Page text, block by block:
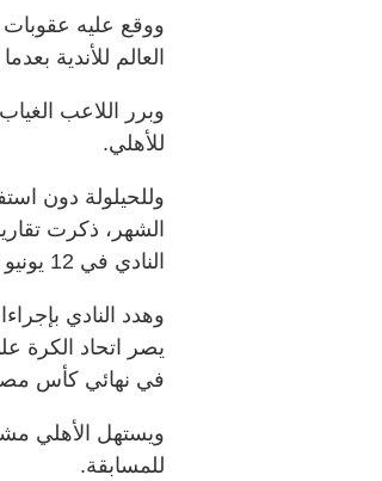
ووقع عليه
العالم للأندية
وبرر اللاعب
للأهلي.
وللحيلولة دون
الشهر، ذكرت
النادي في 12 يونيو بسبب إقامة نهائي كأس الرابطة في هذا اليوم.
يصر اتحاد الكرة
في نهائي كأس مصر
ويستهل الأهلي
للمسابقة.